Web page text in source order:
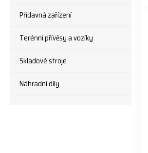
Přídavná zařízení
Terénní přívěsy a vozíky
Skladové stroje
Náhradní díly